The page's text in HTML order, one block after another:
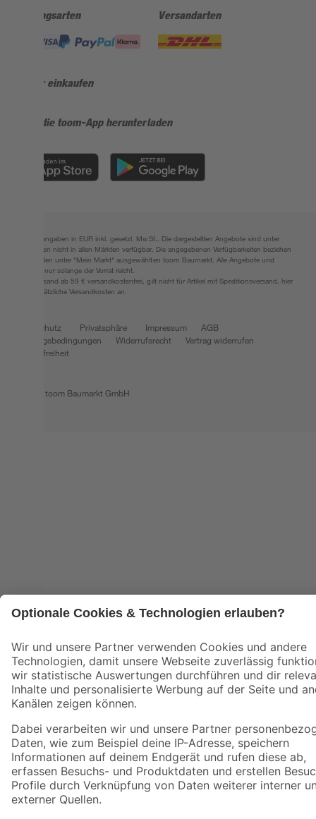
Zahlungsarten Versandarten
Sicher einkaufen
Jetzt die toom-App herunterladen
Alle Preisangaben in EUR inkl. gesetzl. MwSt.. Die dargestellten Angebote sind unter
Umständen nicht in allen Märkten verfügbar. Die angegebenen Verfügbarkeiten beziehen
sich auf den unter "Mein Markt" ausgewählten toom Baumarkt. Alle Angebote und
Produkte nur solange der Vorrat reicht.
*Paketversand ab 59 € versandkostenfrei, gilt nicht für Artikel mit Speditionsversand, hier
fallen zusätzliche Versandkosten an.
Datenschutz Privatsphäre Impressum
AGB
Nutzungsbedingungen
Widerrufsrecht
Vertrag widerrufen
Barrierefreiheit
© 2026 toom Baumarkt GmbH